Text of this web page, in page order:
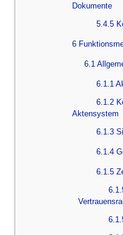
Dokumente
5.4.5
6
6.1
6.1.1
6.1.2
Aktensystem
6.1.3
6.1.4
6.1.5